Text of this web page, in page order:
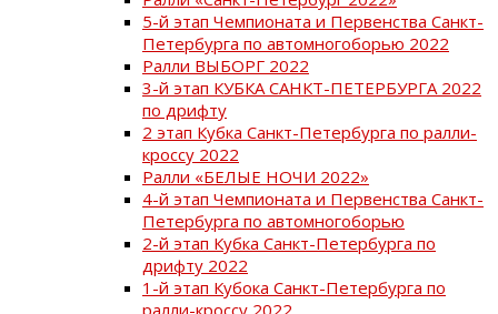
5-й этап Чемпионата и Первенства Санкт-
Петербурга по автомногоборью 2022
Ралли ВЫБОРГ 2022
3-й этап КУБКА САНКТ-ПЕТЕРБУРГА 2022
по дрифту
2 этап Кубка Санкт-Петербурга по ралли-
кроссу 2022
Ралли «БЕЛЫЕ НОЧИ 2022»
4-й этап Чемпионата и Первенства Санкт-
Петербурга по автомногоборью
2-й этап Кубка Санкт-Петербурга по
дрифту 2022
1-й этап Кубока Санкт-Петербурга по
ралли-кроссу 2022